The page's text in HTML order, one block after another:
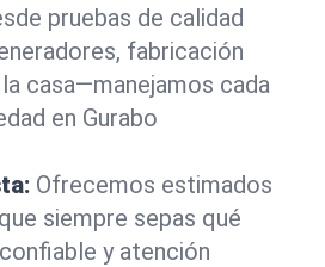
pruebas de calidad
fabricación
casa—manejamos cada
en Gurabo
Ofrecemos estimados
siempre sepas qué
y atención